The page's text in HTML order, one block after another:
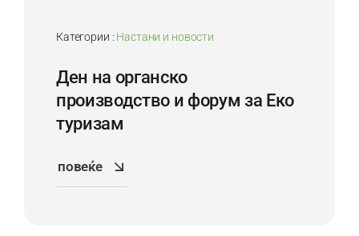
Категории : Настани и новости
Ден на органско
производство и форум за Еко
туризам
повеќе